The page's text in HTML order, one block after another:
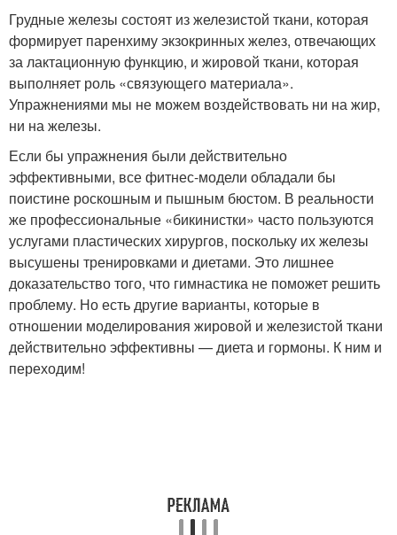
Грудные железы состоят из железистой ткани, которая
формирует паренхиму экзокринных желез, отвечающих
за лактационную функцию, и жировой ткани, которая
выполняет роль «связующего материала».
Упражнениями мы не можем воздействовать ни на жир,
ни на железы.
Если бы упражнения были действительно
эффективными, все фитнес-модели обладали бы
поистине роскошным и пышным бюстом. В реальности
же профессиональные «бикинистки» часто пользуются
услугами пластических хирургов, поскольку их железы
высушены тренировками и диетами. Это лишнее
доказательство того, что гимнастика не поможет решить
проблему. Но есть другие варианты, которые в
отношении моделирования жировой и железистой ткани
действительно эффективны — диета и гормоны. К ним и
переходим!